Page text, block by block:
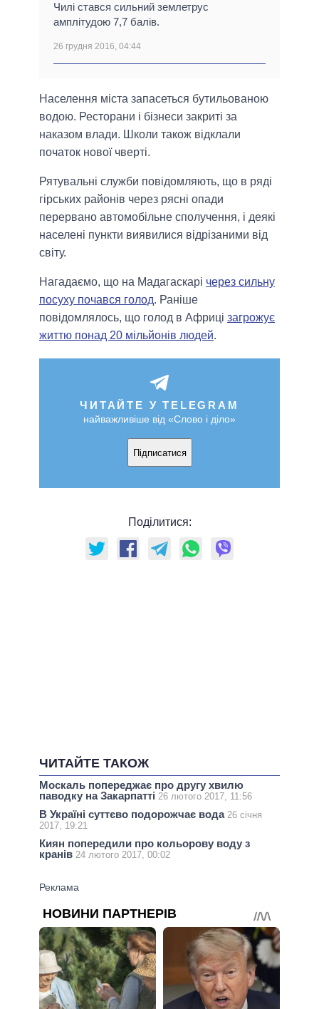
Чилі стався сильний землетрус
амплітудою 7,7 балів.
26 грудня 2016, 04:44
Населення міста запасеться бутильованою
водою. Ресторани і бізнеси закриті за
наказом влади. Школи також відклали
початок нової чверті.
Рятувальні служби повідомляють, що в ряді
гірських районів через рясні опади
перервано автомобільне сполучення, і деякі
населені пункти виявилися відрізаними від
світу.
Нагадаємо, що на Мадагаскарі через сильну
посуху почався голод. Раніше
повідомлялось, що голод в Африці загрожує
життю понад 20 мільйонів людей.
ЧИТАЙТЕ У TELEGRAM
найважливіше від «Слово і діло»
Підписатися
Поділитися:
ЧИТАЙТЕ ТАКОЖ
Москаль попереджає про другу хвилю
паводку на Закарпатті 26 лютого 2017, 11:56
В Україні суттєво подорожчає вода 26 січня
2017, 19:21
Киян попередили про кольорову воду з
кранів 24 лютого 2017, 00:02